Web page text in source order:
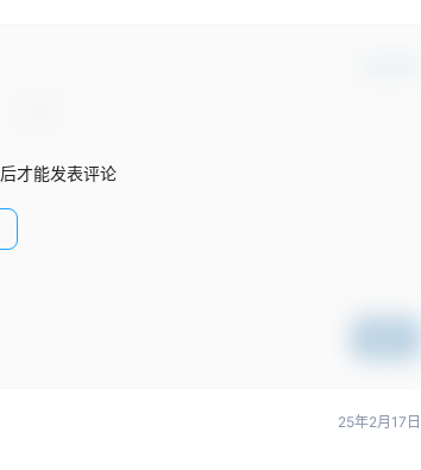
才能发表评论
25年2月17日